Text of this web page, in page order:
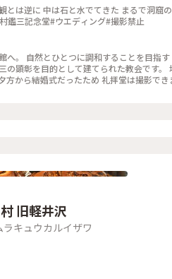
鑑三記念堂#ウエディング#撮影禁止
へ。 自然とひとつに調和することを目指
の顕彰を目的として建てられた教会です
方から結婚式だったため 礼拝堂は撮影で
アメリカ人建築家ケンドリック・ケロッ
。 自然と調和した教会は 凛としてとても
旧軽井沢
キュウカルイザワ